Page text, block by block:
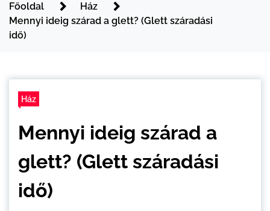
Főoldal
Ház
Mennyi ideig szárad a glett? (Glett száradási
idő)
Ház
Mennyi ideig szárad a
glett? (Glett száradási
idő)